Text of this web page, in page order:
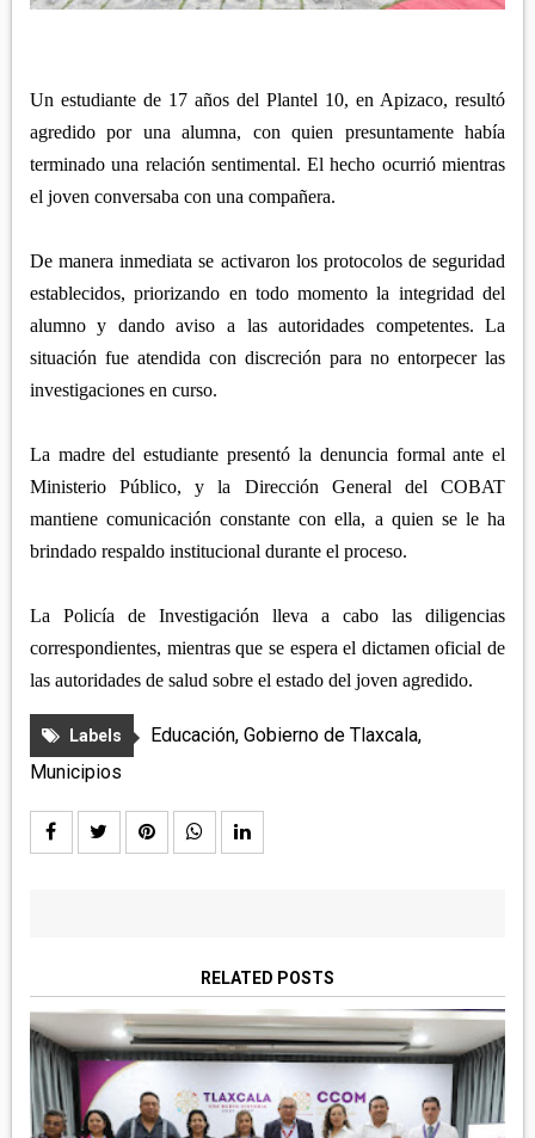
ZITLALTEPEC
PANOTLA
SAN PABLO DEL MONTE
CALPULALPAN
HUEYOTLIPAN
NANACAMILPA
Un estudiante de 17 años del Plantel 10, en Apizaco, resultó
agredido por una alumna, con quien presuntamente había
terminado una relación sentimental. El hecho ocurrió mientras
el joven conversaba con una compañera.
De manera inmediata se activaron los protocolos de seguridad
establecidos, priorizando en todo momento la integridad del
alumno y dando aviso a las autoridades competentes. La
situación fue atendida con discreción para no entorpecer las
investigaciones en curso.
La madre del estudiante presentó la denuncia formal ante el
Ministerio Público, y la Dirección General del COBAT
mantiene comunicación constante con ella, a quien se le ha
brindado respaldo institucional durante el proceso.
La Policía de Investigación lleva a cabo las diligencias
correspondientes, mientras que se espera el dictamen oficial de
las autoridades de salud sobre el estado del joven agredido.
Labels Educación, Gobierno de Tlaxcala,
Municipios
RELATED POSTS